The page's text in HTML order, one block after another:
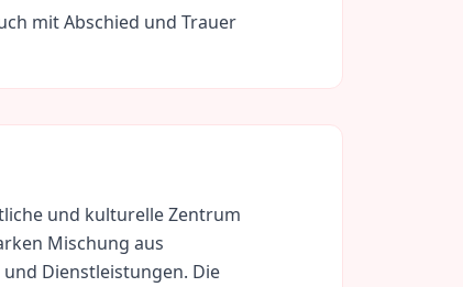
mit Abschied und Trauer
und kulturelle Zentrum
Mischung aus
Dienstleistungen. Die